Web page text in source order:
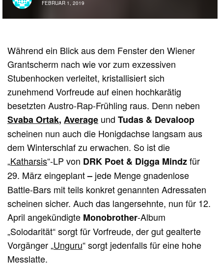
FEBRUAR 1, 2019
Während ein Blick aus dem Fenster den Wiener
Grantscherm nach wie vor zum exzessiven
Stubenhocken verleitet, kristallisiert sich
zunehmend Vorfreude auf einen hochkarätig
besetzten Austro-Rap-Frühling raus. Denn neben
Svaba Ortak,Average undTudas & Devaloop
scheinen nun auch die Honigdachse langsam aus
dem Winterschlaf zu erwachen. So ist die
„Katharsis“-LP von DRK Poet & Digga Mindzfür
29. März eingeplant– jede Menge gnadenlose
Battle-Bars mit teils konkret genannten Adressaten
scheinen sicher. Auch das langersehnte, nun für 12.
April angekündigte Monobrother-Album
„Solodarität“ sorgt für Vorfreude, der gut gealterte
Vorgänger „Unguru“ sorgt jedenfalls für eine hohe
Messlatte.